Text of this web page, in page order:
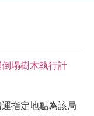
倒塌樹木執行計
指定地點為該局